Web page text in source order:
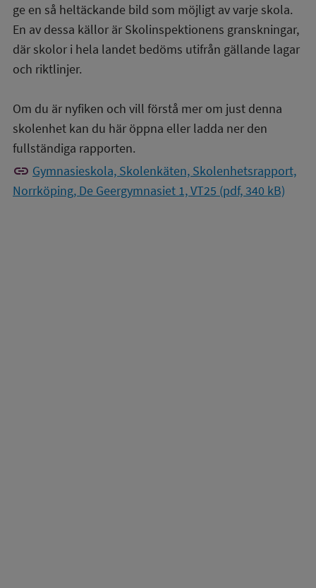
ge en så heltäckande bild som möjligt av varje skola.
En av dessa källor är Skolinspektionens granskningar,
där skolor i hela landet bedöms utifrån gällande lagar
och riktlinjer.
Om du är nyfiken och vill förstå mer om just denna
skolenhet kan du här öppna eller ladda ner den
fullständiga rapporten.
link Gymnasieskola, Skolenkäten, Skolenhetsrapport,
Norrköping, De Geergymnasiet 1, VT25 (pdf, 340 kB)